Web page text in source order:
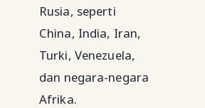
Rusia, seperti
China, India, Iran,
Turki, Venezuela,
dan negara-negara
Afrika.